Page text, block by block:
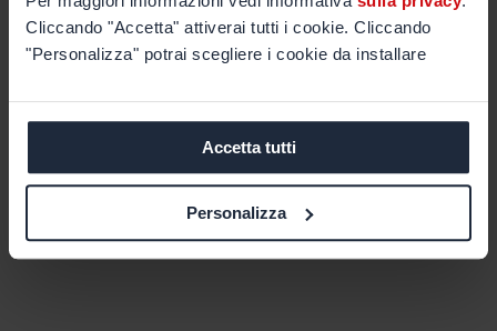
Cliccando "Accetta" attiverai tutti i cookie. Cliccando
"Personalizza" potrai scegliere i cookie da installare
Accetta tutti
Personalizza